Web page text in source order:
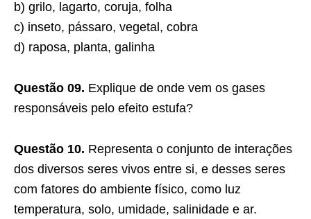
b) grilo, lagarto, coruja, folha
c) inseto, pássaro, vegetal, cobra
d) raposa, planta, galinha
Questão 09. Explique de onde vem os gases
responsáveis pelo efeito estufa?
Questão 10. Representa o conjunto de interações
dos diversos seres vivos entre si, e desses seres
com fatores do ambiente físico, como luz
temperatura, solo, umidade, salinidade e ar.